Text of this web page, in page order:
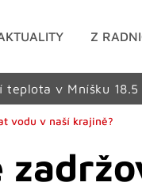
Z
teplota v Mníšku 18.5
vodu v naší krajině?